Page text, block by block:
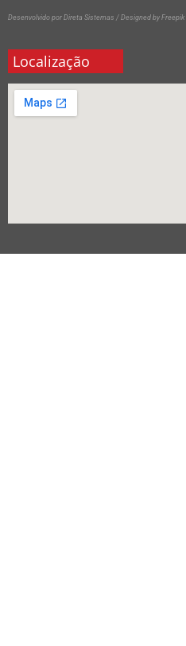
Desenvolvido por Direta Sistemas / Designed by Freepik
Localização